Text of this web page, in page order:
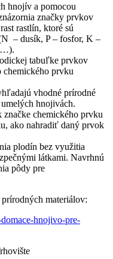
hnojív a pomocou
značky prvkov
rastlín, ktoré sú
– dusík, P – fosfor, K –
tabuľke prvkov
chemického prvku
vhodné prírodné
hnojivách.
chemického prvku
ako nahradiť daný prvok
plodín bez využitia
látkami. Navrhnú
pôdy pre
materiálov:
hnojivo-pre-